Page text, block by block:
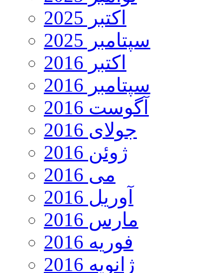
اکتبر 2025
سپتامبر 2025
اکتبر 2016
سپتامبر 2016
آگوست 2016
جولای 2016
ژوئن 2016
می 2016
آوریل 2016
مارس 2016
فوریه 2016
ژانویه 2016